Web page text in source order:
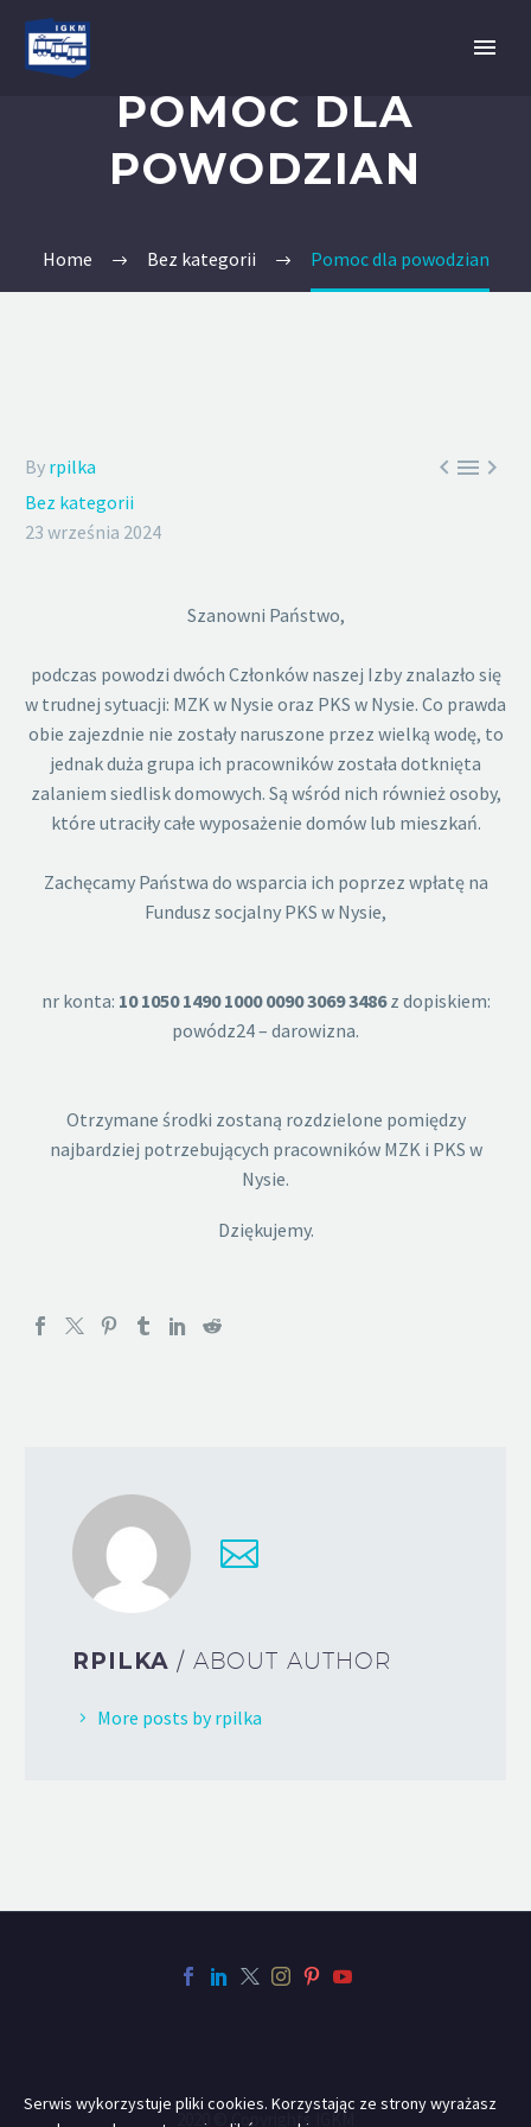
POMOC DLA
POWODZIAN
Home Bez kategorii Pomoc dla powodzian

By rpilka
Bez kategorii
23 września 2024
Szanowni Państwo,
podczas powodzi dwóch Członków naszej Izby znalazło się
w trudnej sytuacji: MZK w Nysie oraz PKS w Nysie. Co prawda
obie zajezdnie nie zostały naruszone przez wielką wodę, to
jednak duża grupa ich pracowników została dotknięta
zalaniem siedlisk domowych. Są wśród nich również osoby,
które utraciły całe wyposażenie domów lub mieszkań.
Zachęcamy Państwa do wsparcia ich poprzez wpłatę na
Fundusz socjalny PKS w Nysie,
nr konta: 10 1050 1490 1000 0090 3069 3486z dopiskiem:
powódz24 – darowizna.
Otrzymane środki zostaną rozdzielone pomiędzy
najbardziej potrzebujących pracowników MZK i PKS w
Nysie.
Dziękujemy.
RPILKA / ABOUT AUTHOR
More posts by rpilka
2020 © Copyrights IGKM
Serwis wykorzystuje pliki cookies. Korzystając ze strony wyrażasz